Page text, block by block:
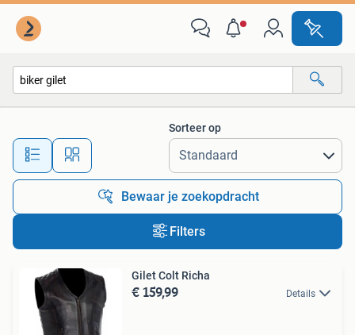
Alle afstanden…
Sorteer op
Bewaar je zoekopdracht
Filters
Gilet Colt Richa
€ 159,99 Details